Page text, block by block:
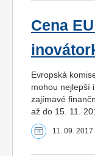
Cena
Evropská
mohou nejlepší
zajímavé
až do 15. 11.
11. 09. 2017